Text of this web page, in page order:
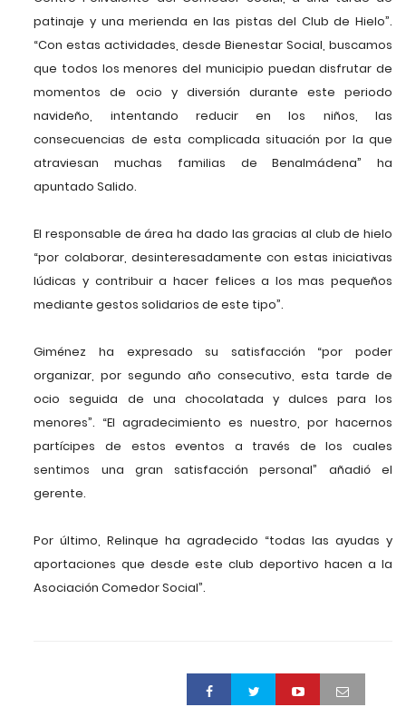
patinaje y una merienda en las pistas del Club de Hielo”.
“Con estas actividades, desde Bienestar Social, buscamos
que todos los menores del municipio puedan disfrutar de
momentos de ocio y diversión durante este periodo
navideño, intentando reducir en los niños, las
consecuencias de esta complicada situación por la que
atraviesan muchas familias de Benalmádena” ha
apuntado Salido.
El responsable de área ha dado las gracias al club de hielo
“por colaborar, desinteresadamente con estas iniciativas
lúdicas y contribuir a hacer felices a los mas pequeños
mediante gestos solidarios de este tipo”.
Giménez ha expresado su satisfacción “por poder
organizar, por segundo año consecutivo, esta tarde de
ocio seguida de una chocolatada y dulces para los
menores”. “El agradecimiento es nuestro, por hacernos
partícipes de estos eventos a través de los cuales
sentimos una gran satisfacción personal” añadió el
gerente.
Por último, Relinque ha agradecido “todas las ayudas y
aportaciones que desde este club deportivo hacen a la
Asociación Comedor Social”.